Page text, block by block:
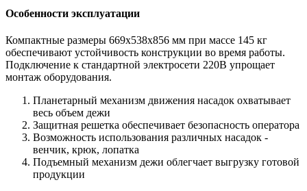
Особенности эксплуатации
Компактные размеры 669х538х856 мм при массе 145 кг
обеспечивают устойчивость конструкции во время работы.
Подключение к стандартной электросети 220В упрощает
монтаж оборудования.
Планетарный механизм движения насадок охватывает
весь объем дежи
Защитная решетка обеспечивает безопасность оператора
Возможность использования различных насадок -
венчик, крюк, лопатка
Подъемный механизм дежи облегчает выгрузку готовой
продукции